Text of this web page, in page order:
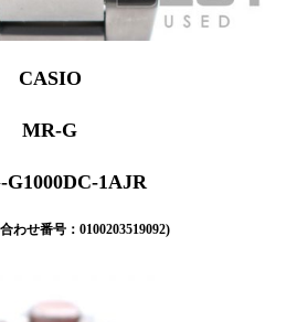
CASIO
MR-G
1AJR
わせ番号：0100203519092)